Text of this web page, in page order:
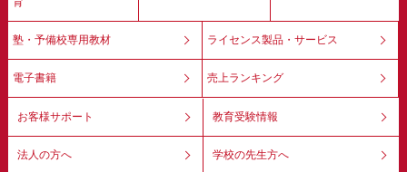
塾・予備校専用教材 ライセンス製品・サービス
電子書籍 売上ランキング
お客様サポート 教育受験情報
法人の方へ 学校の先生方へ